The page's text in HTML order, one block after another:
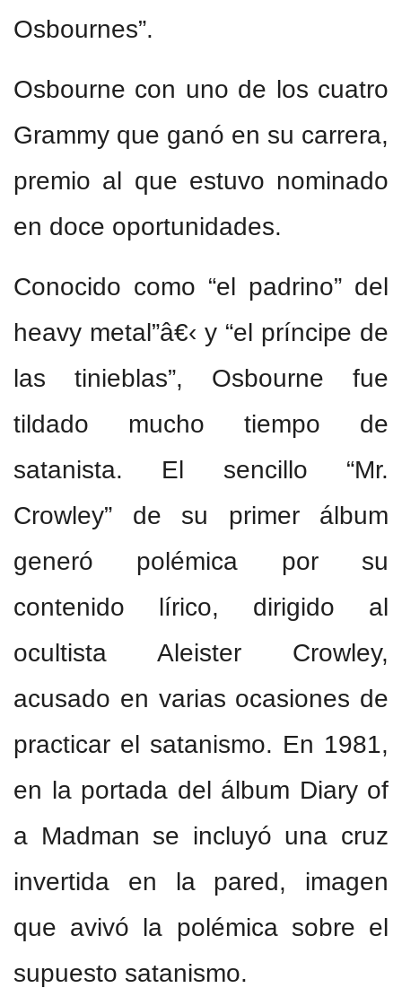
Osbournes”.
Osbourne con uno de los cuatro
Grammy que ganó en su carrera,
premio al que estuvo nominado
en doce oportunidades.
Conocido como “el padrino” del
heavy metal”â€‹ y “el príncipe de
las tinieblas”, Osbourne fue
tildado mucho tiempo de
satanista. El sencillo “Mr.
Crowley” de su primer álbum
generó polémica por su
contenido lírico, dirigido al
ocultista Aleister Crowley,
acusado en varias ocasiones de
practicar el satanismo. En 1981,
en la portada del álbum Diary of
a Madman se incluyó una cruz
invertida en la pared, imagen
que avivó la polémica sobre el
supuesto satanismo.